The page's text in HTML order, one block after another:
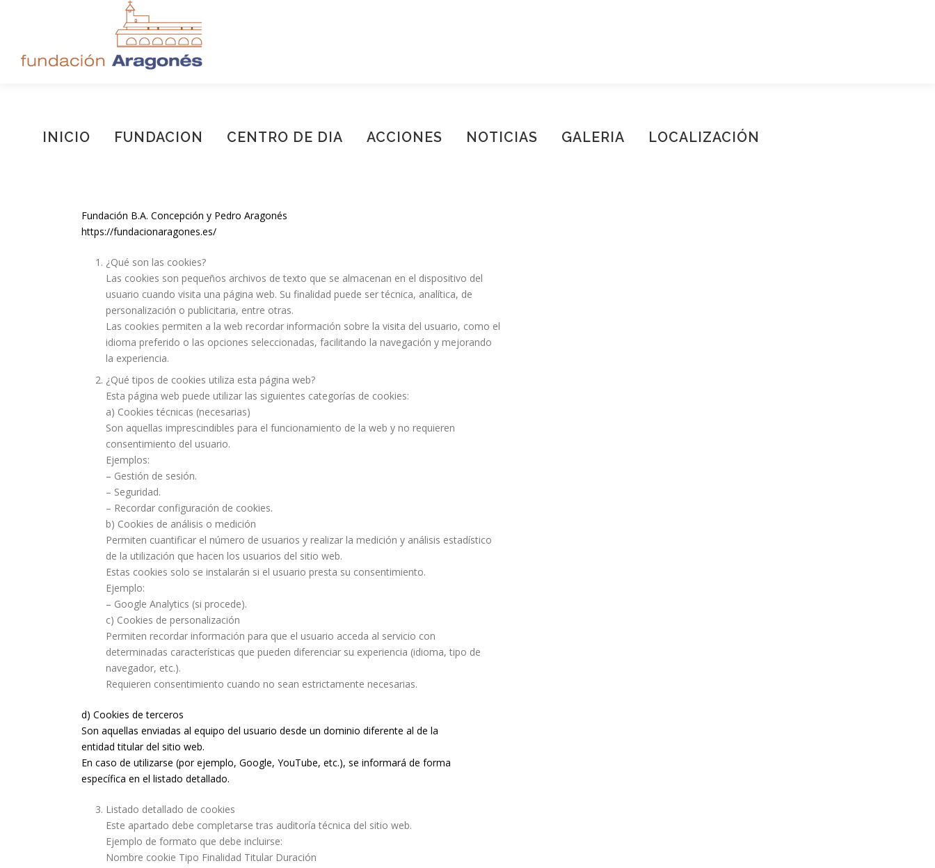
INICIO FUNDACION CENTRO DE DIA ACCIONES NOTICIAS GALERIA LOCALIZACIÓN
Fundación B.A. Concepción y Pedro Aragonés
https://fundacionaragones.es/
¿Qué son las cookies?
Las cookies son pequeños archivos de texto que se almacenan en el dispositivo del
usuario cuando visita una página web. Su finalidad puede ser técnica, analítica, de
personalización o publicitaria, entre otras.
Las cookies permiten a la web recordar información sobre la visita del usuario, como el
idioma preferido o las opciones seleccionadas, facilitando la navegación y mejorando
la experiencia.
¿Qué tipos de cookies utiliza esta página web?
Esta página web puede utilizar las siguientes categorías de cookies:
a) Cookies técnicas (necesarias)
Son aquellas imprescindibles para el funcionamiento de la web y no requieren
consentimiento del usuario.
Ejemplos:
– Gestión de sesión.
– Seguridad.
– Recordar configuración de cookies.
b) Cookies de análisis o medición
Permiten cuantificar el número de usuarios y realizar la medición y análisis estadístico
de la utilización que hacen los usuarios del sitio web.
Estas cookies solo se instalarán si el usuario presta su consentimiento.
Ejemplo:
– Google Analytics (si procede).
c) Cookies de personalización
Permiten recordar información para que el usuario acceda al servicio con
determinadas características que pueden diferenciar su experiencia (idioma, tipo de
navegador, etc.).
Requieren consentimiento cuando no sean estrictamente necesarias.
d) Cookies de terceros
Son aquellas enviadas al equipo del usuario desde un dominio diferente al de la
entidad titular del sitio web.
En caso de utilizarse (por ejemplo, Google, YouTube, etc.), se informará de forma
específica en el listado detallado.
Listado detallado de cookies
Este apartado debe completarse tras auditoría técnica del sitio web.
Ejemplo de formato que debe incluirse:
Nombre cookie Tipo Finalidad Titular Duración